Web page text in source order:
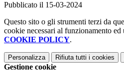
Pubblicato il 15-03-2024
Questo sito o gli strumenti terzi da
cookie necessari al funzionamento
COOKIE POLICY.
Personalizza Rifiuta tutti i cookies
Gestione cookie